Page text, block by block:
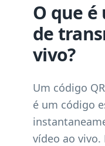
O que é
de
vivo?
Um código
é um código
vídeo ao